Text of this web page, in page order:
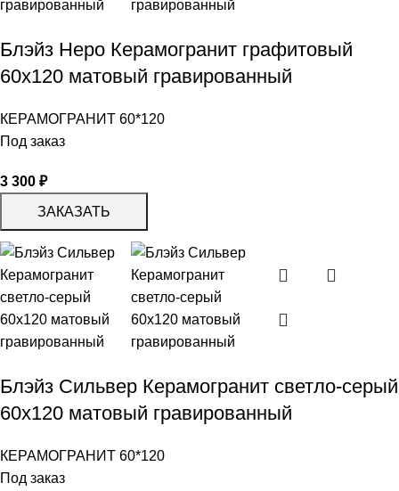
Блэйз Неро Керамогранит графитовый
60х120 матовый гравированный
КЕРАМОГРАНИТ 60*120
Под заказ
3 300 ₽
ЗАКАЗАТЬ
Блэйз Сильвер Керамогранит светло-серый
60х120 матовый гравированный
КЕРАМОГРАНИТ 60*120
Под заказ